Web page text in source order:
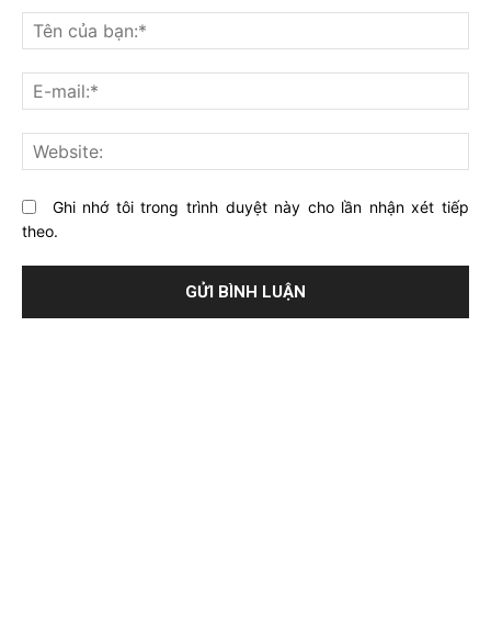
nghĩ
gì
về
bài
viết
này?
Ghi nhớ tôi trong trình duyệt này cho lần nhận xét tiếp
theo.